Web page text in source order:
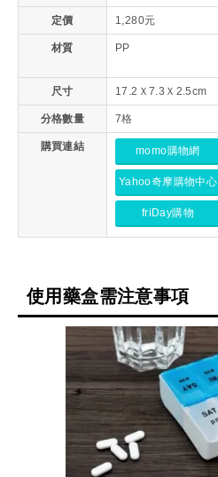
定價 1,280元
材質 PP
尺寸 17.2Ｘ7.3Ｘ2.5cm
分格數量 7格
購買連結 momo購物網
Yahoo奇摩購物中心
friDay購物
使用藥盒需注意事項